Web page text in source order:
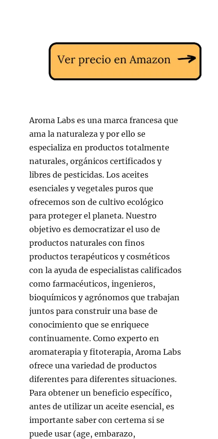
Aroma Labs es una marca francesa que
ama la naturaleza y por ello se
especializa en productos totalmente
naturales, orgánicos certificados y
libres de pesticidas. Los aceites
esenciales y vegetales puros que
ofrecemos son de cultivo ecológico
para proteger el planeta. Nuestro
objetivo es democratizar el uso de
productos naturales con finos
productos terapéuticos y cosméticos
con la ayuda de especialistas calificados
como farmacéuticos, ingenieros,
bioquímicos y agrónomos que trabajan
juntos para construir una base de
conocimiento que se enriquece
continuamente. Como experto en
aromaterapia y fitoterapia, Aroma Labs
ofrece una variedad de productos
diferentes para diferentes situaciones.
Para obtener un beneficio específico,
antes de utilizar un aceite esencial, es
importante saber con certema si se
puede usar (age, embarazo,